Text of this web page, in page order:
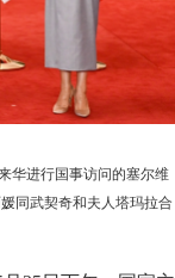
华进行国事访问的塞尔维
同武契奇和夫人塔玛拉合